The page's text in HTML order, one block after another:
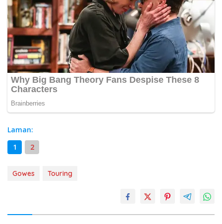
Laman:
1
2
Gowes Touring